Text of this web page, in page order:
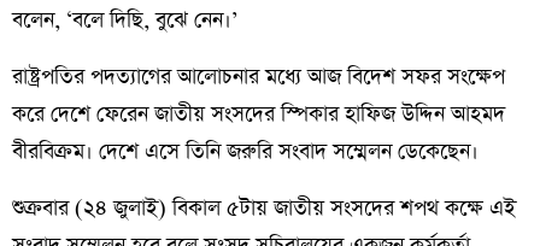
বলেন, ‘বলে দিছি, বুঝে নেন।’
রাষ্ট্রপতির পদত্যাগের আলোচনার মধ্যে আজ বিদেশ সফর সংক্ষেপ
করে দেশে ফেরেন জাতীয় সংসদের স্পিকার হাফিজ উদ্দিন আহমদ
বীরবিক্রম। দেশে এসে তিনি জরুরি সংবাদ সম্মেলন ডেকেছেন।
শুক্রবার (২৪ জুলাই) বিকাল ৫টায় জাতীয় সংসদের শপথ কক্ষে এই